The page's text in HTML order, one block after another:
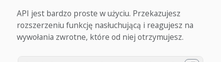
API jest bardzo proste w użyciu. Przekazujesz
rozszerzeniu funkcję nasłuchującą i reagujesz na
wywołania zwrotne, które od niej otrzymujesz.